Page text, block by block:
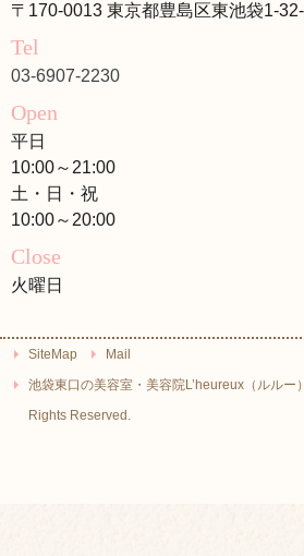
〒170-0013 東京都豊島区東池袋1-
Tel
03-6907-2230
Open
平日
10:00～21:00
土・日・祝
10:00～20:00
Close
火曜日
SiteMap
Mail
池袋東口の美容室・美容院L’heureux（ルルー
Rights Reserved.